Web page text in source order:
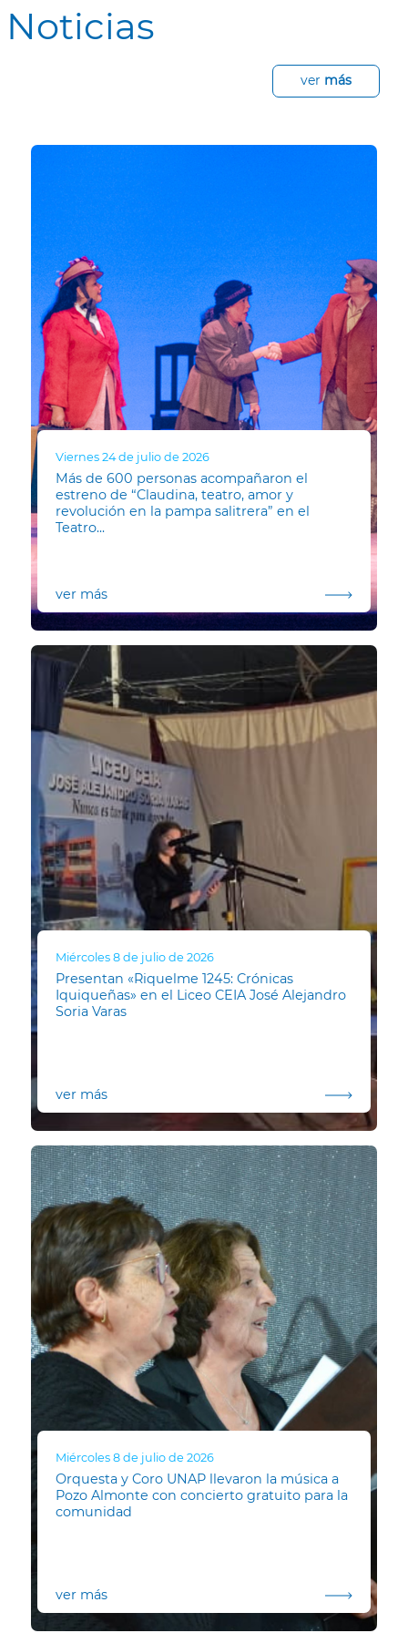
y diálogo en búsqueda de un mutuo
Noticias
ver más
Viernes 24 de julio de 2026
Más de 600 personas acompañaron el
estreno de “Claudina, teatro, amor y
revolución en la pampa salitrera” en el
Teatro...
ver más
Miércoles 8 de julio de 2026
Presentan «Riquelme 1245: Crónicas
Iquiqueñas» en el Liceo CEIA José Alejandro
Soria Varas
ver más
Miércoles 8 de julio de 2026
Orquesta y Coro UNAP llevaron la música a
Pozo Almonte con concierto gratuito para la
comunidad
ver más